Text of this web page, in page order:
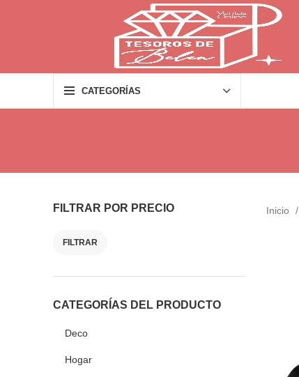
CATEGORÍAS
FILTRAR POR PRECIO
FILTRAR
CATEGORÍAS DEL PRODUCTO
Deco
Hogar
Inicio